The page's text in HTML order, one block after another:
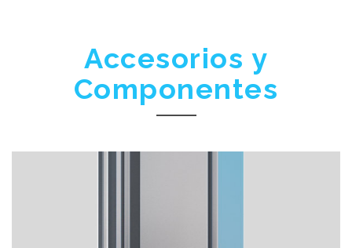
Accesorios y
Componentes